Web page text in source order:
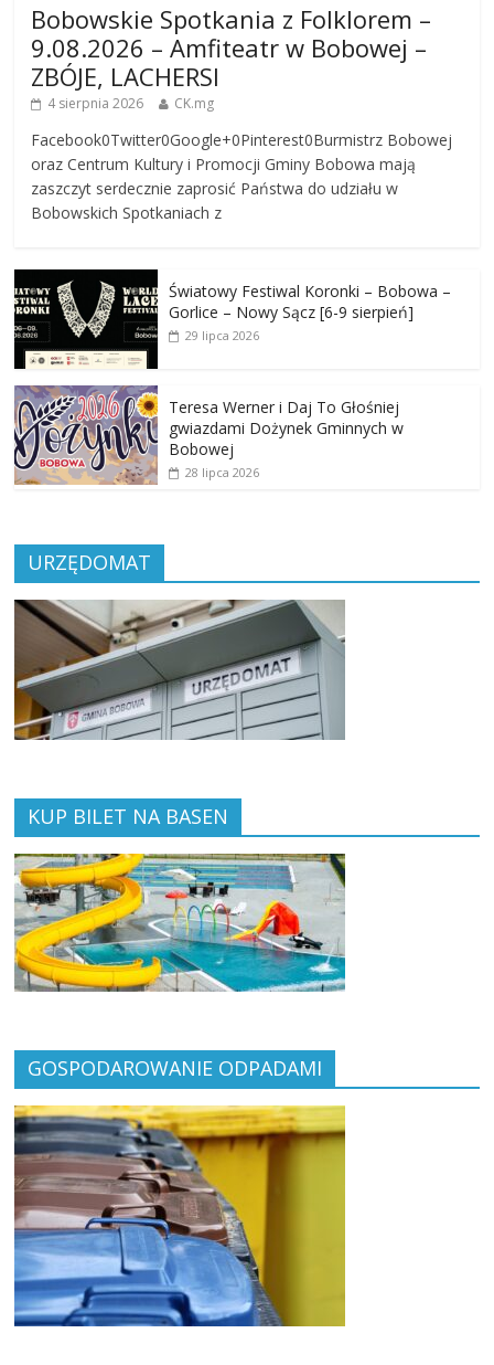
Bobowskie Spotkania z Folklorem –
9.08.2026 – Amfiteatr w Bobowej –
ZBÓJE, LACHERSI
4 sierpnia 2026 CK.mg
Facebook0Twitter0Google+0Pinterest0Burmistrz Bobowej
oraz Centrum Kultury i Promocji Gminy Bobowa mają
zaszczyt serdecznie zaprosić Państwa do udziału w
Bobowskich Spotkaniach z
Światowy Festiwal Koronki – Bobowa –
Gorlice – Nowy Sącz [6-9 sierpień]
29 lipca 2026
Teresa Werner i Daj To Głośniej
gwiazdami Dożynek Gminnych w
Bobowej
28 lipca 2026
URZĘDOMAT
KUP BILET NA BASEN
GOSPODAROWANIE ODPADAMI